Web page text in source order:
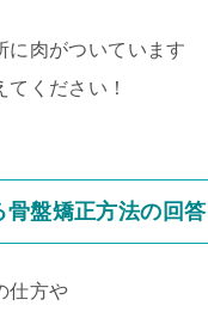
に肉がついています
ください！
骨盤矯正方法の回答
仕方や